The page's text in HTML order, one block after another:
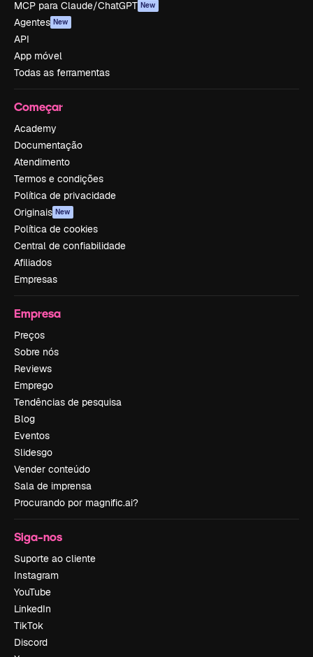
MCP para Claude/ChatGPT New
Agentes New
API
App móvel
Todas as ferramentas
Começar
Academy
Documentação
Atendimento
Termos e condições
Política de privacidade
Originais New
Política de cookies
Central de confiabilidade
Afiliados
Empresas
Empresa
Preços
Sobre nós
Reviews
Emprego
Tendências de pesquisa
Blog
Eventos
Slidesgo
Vender conteúdo
Sala de imprensa
Procurando por magnific.ai?
Siga-nos
Suporte ao cliente
Instagram
YouTube
LinkedIn
TikTok
Discord